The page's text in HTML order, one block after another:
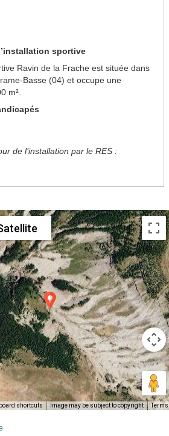
sportive
Ravin de la Frache est située dans
Basse (04) et occupe une
m².
de l’installation par le RES :
shortcuts Image may be subject to copyright Terms